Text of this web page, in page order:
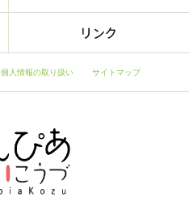
個人情報の取り扱い サイトマップ